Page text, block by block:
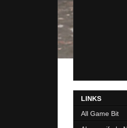
LINKS
All Game Bit